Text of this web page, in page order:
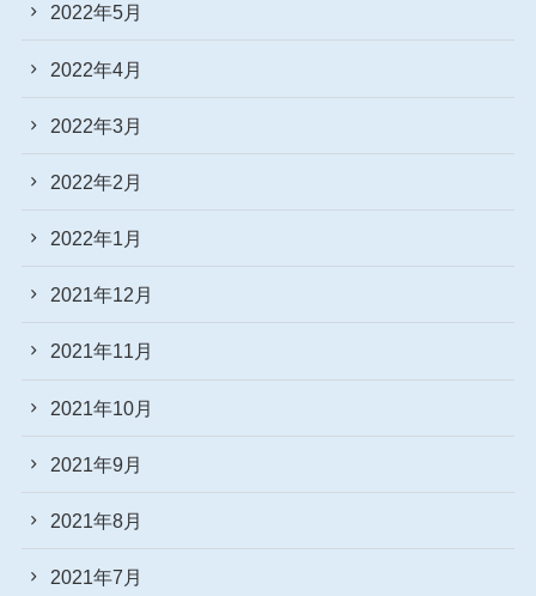
2022年5月
2022年4月
2022年3月
2022年2月
2022年1月
2021年12月
2021年11月
2021年10月
2021年9月
2021年8月
2021年7月